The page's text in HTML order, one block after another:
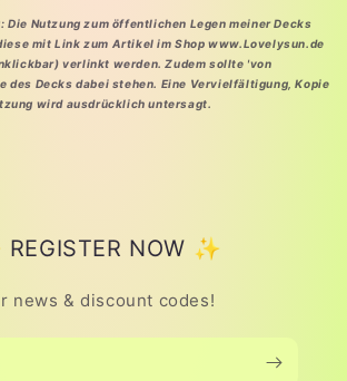
Die Nutzung zum öffentlichen Legen meiner Decks
mit Link zum Artikel im Shop www.Lovelysun.de
verlinkt werden. Zudem sollte 'von
des Decks dabei stehen. Eine Vervielfältigung, Kopie
wird ausdrücklich untersagt.
REGISTER NOW ✨
news & discount codes!